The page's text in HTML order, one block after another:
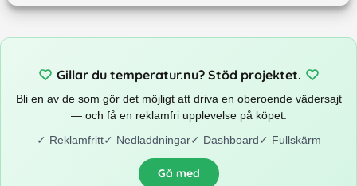
Gillar du temperatur.nu? Stöd projektet.
Bli en av de som gör det möjligt att driva en oberoende vädersajt
— och få en reklamfri upplevelse på köpet.
✓ Reklamfritt✓ Nedladdningar✓ Dashboard✓ Fullskärm
Gå med